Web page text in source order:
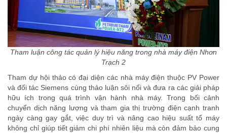
Tham luận công tác quản lý hiệu năng trong nhà máy điện Nhơn
Trạch 2
Tham dự hội thảo có đại diện các nhà máy điện thuộc PV Power
và đối tác Siemens cùng thảo luận sôi nổi và đưa ra các giải pháp
hữu ích trong quá trình vận hành nhà máy. Trong bối cảnh
chuyển dịch năng lượng và tham gia thị trường điện cạnh tranh
ngày càng gay gắt, việc duy trì và nâng cao hiệu suất tổ máy
không chỉ giúp tiết giảm chi phí nhiên liệu mà còn đảm bảo cung